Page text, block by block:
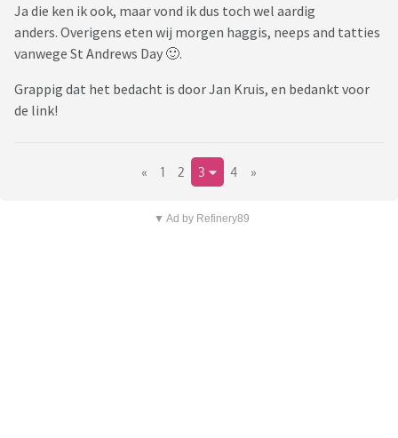
Ja die ken ik ook, maar vond ik dus toch wel aardig
anders. Overigens eten wij morgen haggis, neeps and tatties
vanwege St Andrews Day 🙂.
Grappig dat het bedacht is door Jan Kruis, en bedankt voor
de link!
« 1 2 3 4 »
▼ Ad by Refinery89